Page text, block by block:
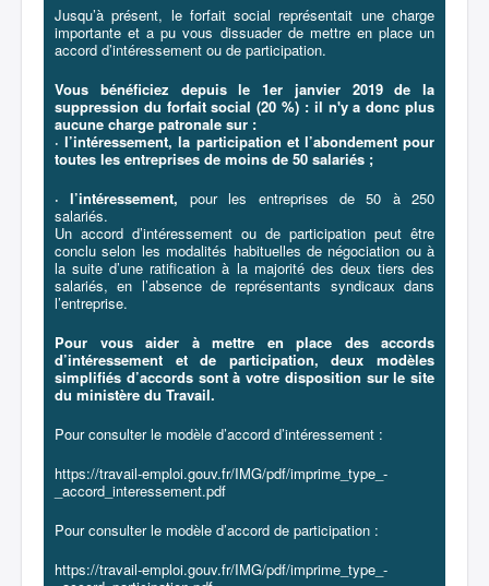
Jusqu’à présent, le forfait social représentait une charge
importante et a pu vous dissuader de mettre en place un
accord d’intéressement ou de participation.
Vous bénéficiez depuis le 1er janvier 2019 de la
suppression du forfait social (20 %) : il n'y a donc plus
aucune charge patronale sur :
· l’intéressement, la participation et l’abondement pour
toutes les entreprises de moins de 50 salariés ;
· l’intéressement, pour les entreprises de 50 à 250
salariés.
Un accord d’intéressement ou de participation peut être
conclu selon les modalités habituelles de négociation ou à
la suite d’une ratification à la majorité des deux tiers des
salariés, en l’absence de représentants syndicaux dans
l’entreprise.
Pour vous aider à mettre en place des accords
d’intéressement et de participation, deux modèles
simplifiés d’accords sont à votre disposition sur le site
du ministère du Travail.
Pour consulter le modèle d’accord d’intéressement :
https://travail-emploi.gouv.fr/IMG/pdf/imprime_type_-
_accord_interessement.pdf
Pour consulter le modèle d’accord de participation :
https://travail-emploi.gouv.fr/IMG/pdf/imprime_type_-